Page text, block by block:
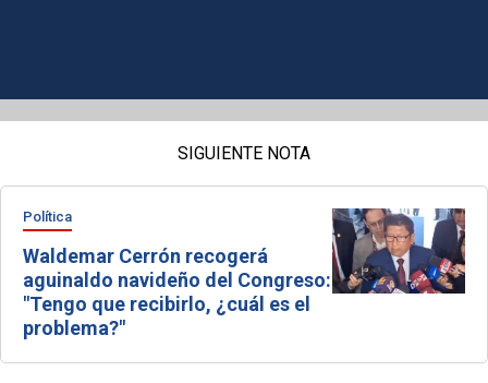
SIGUIENTE NOTA
Política
Waldemar Cerrón recogerá
aguinaldo navideño del Congreso:
"Tengo que recibirlo, ¿cuál es el
problema?"